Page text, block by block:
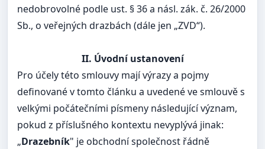
nedobrovolné podle ust. § 36 a násl. zák. č. 26/2000
Sb., o veřejných drazbách (dále jen „ZVD“).
II. Úvodní ustanovení
Pro účely této smlouvy mají výrazy a pojmy
definované v tomto článku a uvedené ve smlouvě s
velkými počátečními písmeny následující význam,
pokud z příslušného kontextu nevyplývá jinak:
„Drazebník" je obchodní společnost řádně